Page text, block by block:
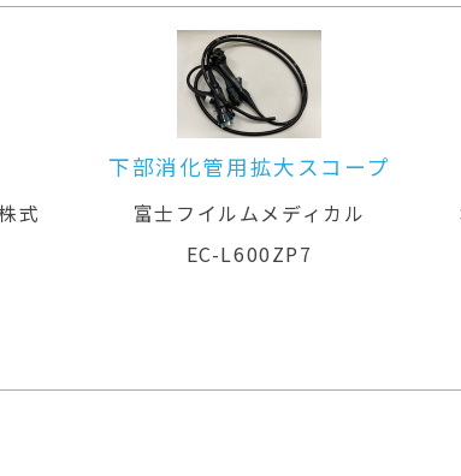
大腸ビデオスコープ
オリンパスメディカルシステムズ株式
会社